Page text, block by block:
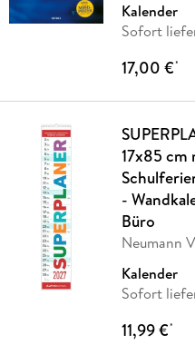
Kalender
Sofort
17,00 €*
17x85 cm
-
Büro
Neumann
Kalender
Sofort
11,99 €*